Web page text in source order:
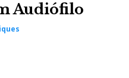
Audiófilo